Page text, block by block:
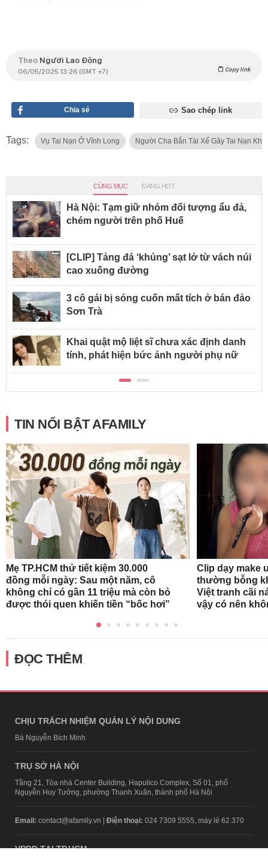
Theo Người Lao Động
06/05/2025 13:26 (GMT +7) Copy link
Chia sẻ Sao chép link
Tags: Vụ Tai Nạn Ở Vĩnh Long Người Cha Bắn Tài Xế Gây Tai Nạn
CÙNG MỤC ĐANG HOT
Hà Nội: Tạm giữ nhóm đối tượng ẩu đả,
chém người trên phố Huế
[CLIP] Tảng đá ‘khủng’ sạt lở từ vách núi
cao xuống đường
3 cô gái bị sóng cuốn mất tích ở bán đảo
Sơn Trà
Khai quật mộ liệt sĩ chưa xác định danh
tính, phát hiện bức ảnh người phụ nữ
TIN NỔI BẬT AFAMILY
Mẹ TP.HCM thử tiết kiệm 30.000
đồng mỗi ngày: Sau một năm, cô
không chỉ có gần 11 triệu mà còn bỏ
được thói quen khiến tiền “bốc hơi”
Clip dạy make
thường bỗng
Việt tranh cãi
vậy có nên
ĐỌC THÊM
CHỊU TRÁCH NHIỆM QUẢN LÝ NỘI DUNG
Bà Nguyễn Bích Minh
TRỤ SỞ HÀ NỘI
Tầng 21, Tòa nhà Center Building, Hapulico Complex, Số 01, phố
Nguyễn Huy Tưởng, phường Thanh Xuân, thành phố Hà Nội
Email: contact@afamily.vn | Điện thoại: 024 7309 5555, máy lẻ 62.370
VPĐD TẠI TP.HCM